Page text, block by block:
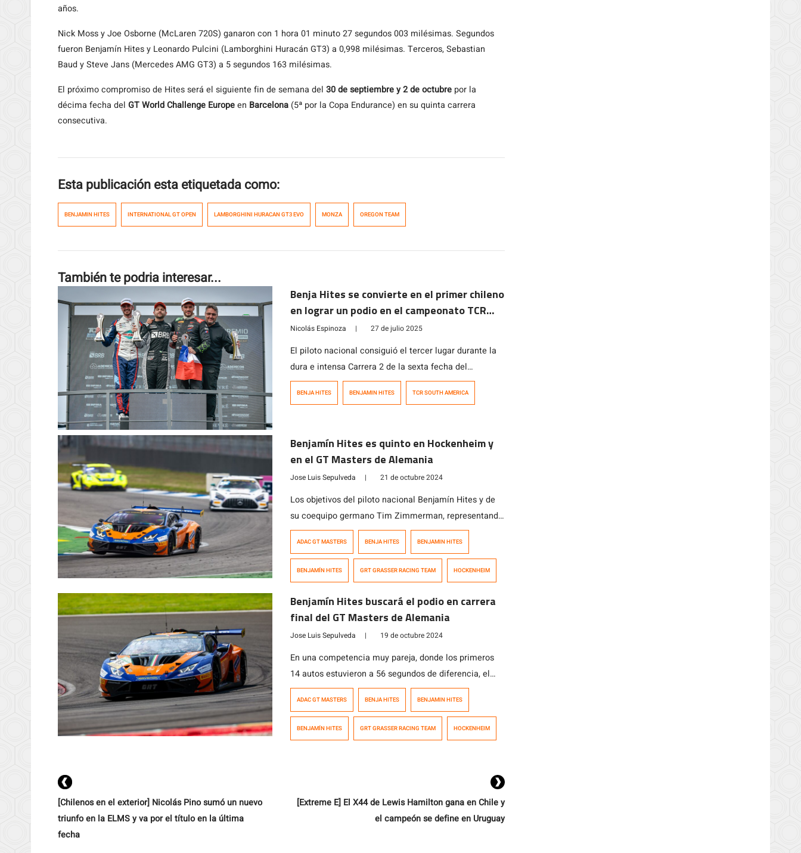
años.
Nick Moss y Joe Osborne (McLaren 720S) ganaron con 1 hora 01 minuto 27 segundos 003 milésimas. Segundos
fueron Benjamín Hites y Leonardo Pulcini (Lamborghini Huracán GT3) a 0,998 milésimas. Terceros, Sebastian
Baud y Steve Jans (Mercedes AMG GT3) a 5 segundos 163 milésimas.
El próximo compromiso de Hites será el siguiente fin de semana del 30 de septiembre y 2 de octubre por la
décima fecha del GT World Challenge Europeen Barcelona (5ª por la Copa Endurance) en su quinta carrera
consecutiva.
Esta publicación esta etiquetada como:
BENJAMIN HITES INTERNATIONAL GT OPEN LAMBORGHINI HURACAN GT3 EVO MONZA OREGON TEAM
También te podria interesar...
Benja Hites se convierte en el primer chileno
en lograr un podio en el campeonato TCR
South America
Nicolás Espinoza | 27 de julio 2025
El piloto nacional consiguió el tercer lugar durante la
dura e intensa Carrera 2 de la sexta fecha del
certamen disputada en Uruguay.
BENJA HITES BENJAMIN HITES TCR SOUTH AMERICA
Benjamín Hites es quinto en Hockenheim y
en el GT Masters de Alemania
Jose Luis Sepulveda | 21 de octubre 2024
Los objetivos del piloto nacional Benjamín Hites y de
su coequipo germano Tim Zimmerman, representando
al Grasser Racing Team, era concluir la temporada en
Alemania que se disputó en Hockenheim (Alemania).
Sin embargo, no lo alcanzaron, pero consiguieron un
honroso quinto puesto tanto en la Carrera 2 como […]
ADAC GT MASTERS BENJA HITES BENJAMIN HITES
BENJAMÍN HITES GRT GRASSER RACING TEAM HOCKENHEIM
Benjamín Hites buscará el podio en carrera
final del GT Masters de Alemania
Jose Luis Sepulveda | 19 de octubre 2024
En una competencia muy pareja, donde los primeros
14 autos estuvieron a 56 segundos de diferencia, el
chileno Benjamín Hites y su compañero Tim
terminaron en la novena posición durante la Carrera 1
de la sexta y última fecha del Campeonato ADAC Gran
ADAC GT MASTERS BENJA HITES BENJAMIN HITES
BENJAMÍN HITES GRT GRASSER RACING TEAM HOCKENHEIM
[Chilenos en el exterior] Nicolás Pino sumó un nuevo
triunfo en la ELMS y va por el título en la última
fecha
[Extreme E] El X44 de Lewis Hamilton gana en Chile y
el campeón se define en Uruguay